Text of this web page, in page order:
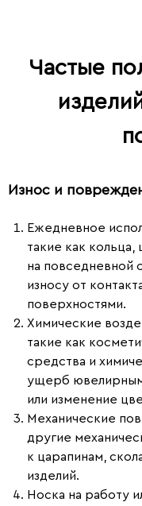
Частые
Износ и
Ежедневное
такие как кольца,
на повседневной
износу от
поверхностями.
Химические
такие как
средства и
ущерб
или изменение
Механические
другие
к царапинам,
изделий.
Носка на работу